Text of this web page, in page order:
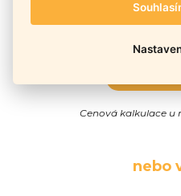
Cenová kalkulace u
nebo